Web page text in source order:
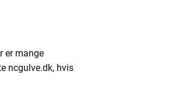
er mange
ncgulve.dk, hvis